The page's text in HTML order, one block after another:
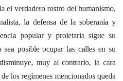
el verdadero rostro del humanismo,
la defensa de la soberanía y
popular y proletaria sigue su
posible ocupar las calles en su
muy al contrario, la cara
los regímenes mencionados queda